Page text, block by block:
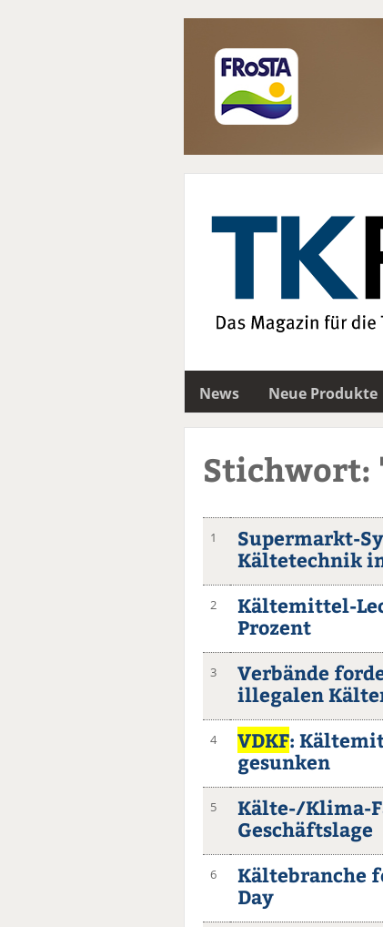
News Neue Produkte
Stichwort:
1
Supermarkt-
Kältetechnik
2
Kältemittel-
Prozent
3
Verbände
illegalen
4 VDKF:
gesunken
5
Kälte-/Klima-
Geschäftslage
6
Kältebranche
Day